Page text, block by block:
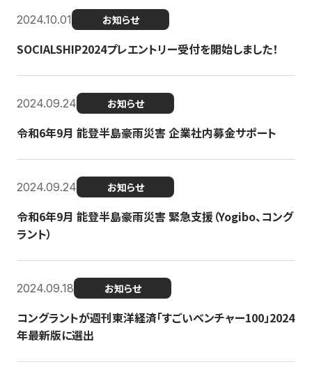
2024.10.01 お知らせ
SOCIALSHIP2024プレエントリー受付を開始しました！
2024.09.24 お知らせ
令和6年9月 能登半島豪雨災害 企業社内募金サポート
2024.09.24 お知らせ
令和6年9月 能登半島豪雨災害 緊急支援（Yogibo、コング
ラント）
2024.09.18 お知らせ
コングラントが週刊東洋経済「すごいベンチャー100」2024
年最新版に選出